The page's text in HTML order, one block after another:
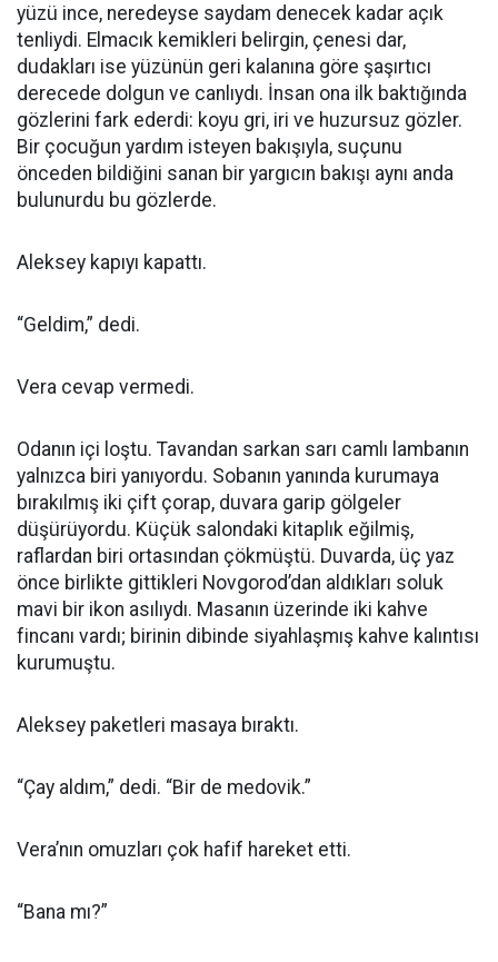
yüzü ince, neredeyse saydam denecek kadar açık
tenliydi. Elmacık kemikleri belirgin, çenesi dar,
dudakları ise yüzünün geri kalanına göre şaşırtıcı
derecede dolgun ve canlıydı. İnsan ona ilk baktığında
gözlerini fark ederdi: koyu gri, iri ve huzursuz gözler.
Bir çocuğun yardım isteyen bakışıyla, suçunu
önceden bildiğini sanan bir yargıcın bakışı aynı anda
bulunurdu bu gözlerde.
Aleksey kapıyı kapattı.
“Geldim,” dedi.
Vera cevap vermedi.
Odanın içi loştu. Tavandan sarkan sarı camlı lambanın
yalnızca biri yanıyordu. Sobanın yanında kurumaya
bırakılmış iki çift çorap, duvara garip gölgeler
düşürüyordu. Küçük salondaki kitaplık eğilmiş,
raflardan biri ortasından çökmüştü. Duvarda, üç yaz
önce birlikte gittikleri Novgorod’dan aldıkları soluk
mavi bir ikon asılıydı. Masanın üzerinde iki kahve
fincanı vardı; birinin dibinde siyahlaşmış kahve kalıntısı
kurumuştu.
Aleksey paketleri masaya bıraktı.
“Çay aldım,” dedi. “Bir de medovik.”
Vera’nın omuzları çok hafif hareket etti.
“Bana mı?”